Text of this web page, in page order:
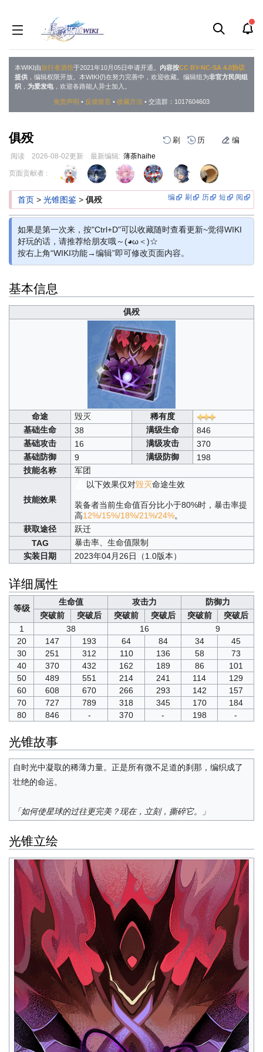
本WIKI由旅行者酒馆于2021年10月05日申请开通。 内容按CC BY-NC-SA 4.0协议
提供 ，编辑权限开放。本WIKI仍在努力完善中，欢迎收藏。编辑组为非官方民间组
织 ， 为爱发电，欢迎各路能人异士加入。
免责声明 • 反馈留言 • 收藏方法 • 交流群：1017604603
俱殁 刷 历 编
阅读 2026-08-02更新 最新编辑: 薄荼haihe
跳
导
跳
搜
页面贡献者 :
编 刷 历 短 阅
首页 > 光锥图鉴 > 俱殁
如果是第一次来，按"Ctrl+D"可以收藏随时查看更新~觉得WIKI
好玩的话，请推荐给朋友哦～(◕ω＜)☆
按右上角“WIKI功能→编辑”即可修改页面内容。
基本信息
俱殁
命途 毁灭
稀有度
基础生命
38 满级生命
846
基础攻击
16 满级攻击
370
基础防御
9 满级防御
198
技能名称
军团
技能效果
以下效果仅对毁灭命途生效
装备者当前生命值百分比小于80%时，暴击率提
高12%/15%/18%/21%/24%。
获取途径
跃迁
TAG
暴击率、生命值限制
实装日期
2023年04月26日（1.0版本）
详细属性
等级
生命值 攻击力
防御力
突破前
突破后 突破前 突破后 突破前
突破后
1
38 16
9
20
147 193 64 84 34
45
30
251 312 110 136 58
73
40
370 432 162 189 86
101
50
489 551 214 241 114
129
60
608 670 266 293 142
157
70
727 789 318 345 170
184
80
846 - 370 - 198 -
光锥故事
自时光中凝取的稀薄力量。正是所有微不足道的刹那，编织成了
壮绝的命运。
「如何使星球的过往更完美？现在，立刻，撕碎它。」
光锥立绘